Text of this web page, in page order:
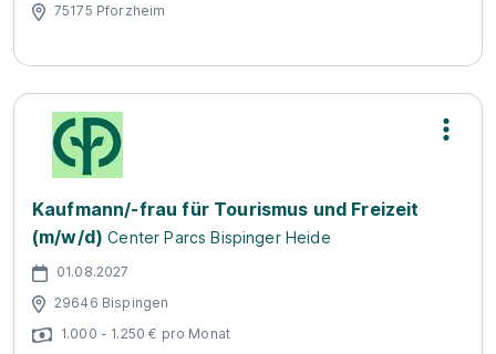
75175 Pforzheim
Kaufmann/-frau für Tourismus und Freizeit
(m/w/d) Center Parcs Bispinger Heide
01.08.2027
29646 Bispingen
1.000 - 1.250 € pro Monat